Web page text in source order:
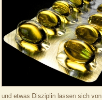
und etwas Disziplin lassen sich